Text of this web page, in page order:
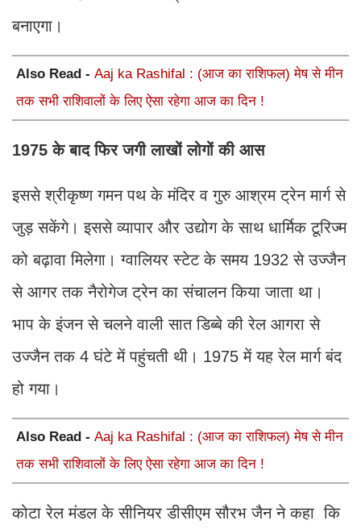
बनाएगा।
Also Read - Aaj ka Rashifal : (आज का राशिफल) मेष से मीन
तक सभी राशिवालों के लिए ऐसा रहेगा आज का दिन !
1975 के बाद फिर जगी लाखों लोगों की आस
इससे श्रीकृष्ण गमन पथ के मंदिर व गुरु आश्रम ट्रेन मार्ग से
जुड़ सकेंगे। इससे व्यापार और उद्योग के साथ धार्मिक टूरिज्म
को बढ़ावा मिलेगा। ग्वालियर स्टेट के समय 1932 से उज्जैन
से आगर तक नैरोगेज ट्रेन का संचालन किया जाता था।
भाप के इंजन से चलने वाली सात डिब्बे की रेल आगरा से
उज्जैन तक 4 घंटे में पहुंचती थी। 1975 में यह रेल मार्ग बंद
हो गया।
Also Read - Aaj ka Rashifal : (आज का राशिफल) मेष से मीन
तक सभी राशिवालों के लिए ऐसा रहेगा आज का दिन !
कोटा रेल मंडल के सीनियर डीसीएम सौरभ जैन ने कहा कि